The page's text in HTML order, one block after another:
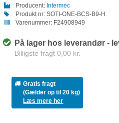
Producent: Intermec
Produkt nr: SOTI-ONE-BCS-B9-H
Varenummer: F24908949
På lager hos leverandør -
Billigste fragt 0,00 kr.
Gratis fragt
(Gælder op til 20 kg)
Læs mere her